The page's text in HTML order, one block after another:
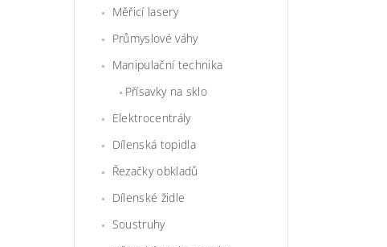
Měřicí lasery
Průmyslové váhy
Manipulační technika
Přísavky na sklo
Elektrocentrály
Dílenská topidla
Řezačky obkladů
Dílenské židle
Soustruhy